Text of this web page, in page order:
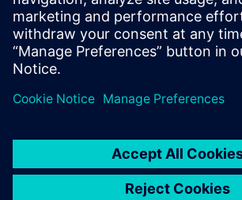
SMM web stranica